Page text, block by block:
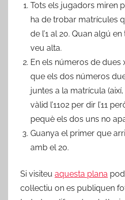
Tots els jugadors miren
ha de trobar matrícules
de l’1 al 20. Quan algú
veu alta.
En els números de dues
que els dos números
juntes a la matrícula
vàlid l’1102 per dir l’11
pequè els dos uns no
Guanya el primer que
amb el 20.
Si visiteu aquesta plana
col·lectiu on es publiquen